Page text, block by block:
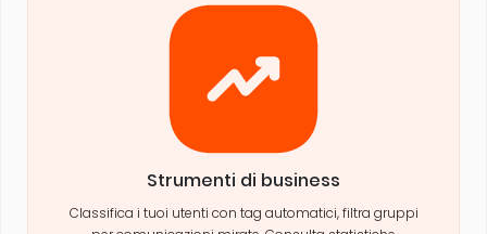
Strumenti di business
Classifica i tuoi utenti con tag automatici, filtra gruppi